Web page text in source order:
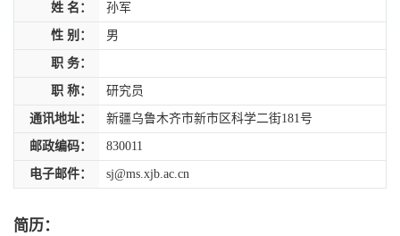
姓 名： 孙军
性 别： 男
职 务：
职 称： 研究员
通讯地址： 新疆乌鲁木齐市新市区科学二街181号
邮政编码： 830011
电子邮件： sj@ms.xjb.ac.cn
简历：